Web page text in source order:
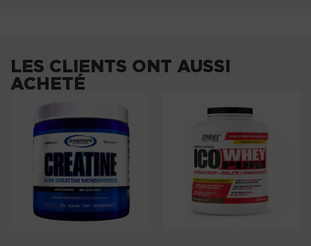
LES CLIENTS ONT AUSSI
ACHETÉ